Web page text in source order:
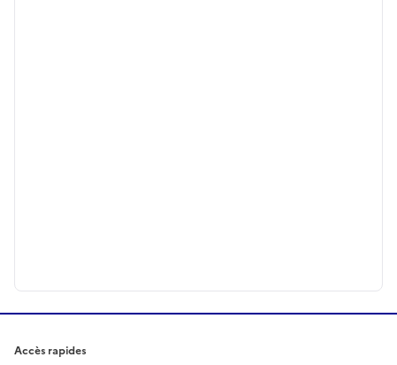
Accès rapides